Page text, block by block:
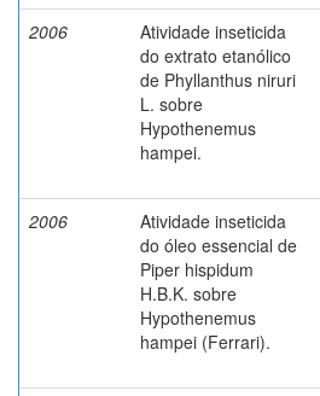
2006
Atividade inseticida
do extrato etanólico
de Phyllanthus niruri
L. sobre
Hypothenemus
hampei.
2006
Atividade inseticida
do óleo essencial de
Piper hispidum
H.B.K. sobre
Hypothenemus
hampei (Ferrari).